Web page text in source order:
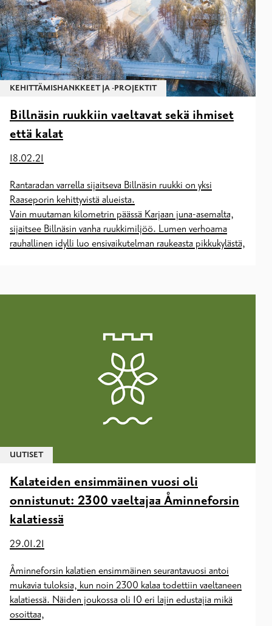
KEHITTÄMISHANKKEET JA -PROJEKTIT
Billnäsin ruukkiin vaeltavat sekä ihmiset
että kalat
18.02.21
Rantaradan varrella sijaitseva Billnäsin ruukki on yksi
Raaseporin kehittyvistä alueista.
Vain muutaman kilometrin päässä Karjaan juna-asemalta,
sijaitsee Billnäsin vanha ruukkimiljöö. Lumen verhoama
rauhallinen idylli luo ensivaikutelman raukeasta pikkukylästä,
UUTISET
Kalateiden ensimmäinen vuosi oli
onnistunut: 2300 vaeltajaa Åminneforsin
kalatiessä
29.01.21
Åminneforsin kalatien ensimmäinen seurantavuosi antoi
mukavia tuloksia, kun noin 2300 kalaa todettiin vaeltaneen
kalatiessä. Näiden joukossa oli 10 eri lajin edustajia mikä
osoittaa,